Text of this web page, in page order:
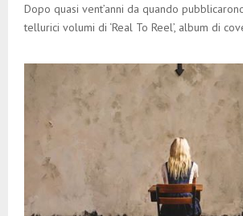
U
Dopo quasi vent’anni da quando
tellurici volumi di ‘Real To Reel’, album di